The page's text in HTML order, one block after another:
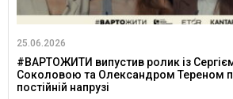
25.06.2026
#ВАРТОЖИТИ випустив ролик із
Соколовою та Олександром Тереном
постійній напрузі